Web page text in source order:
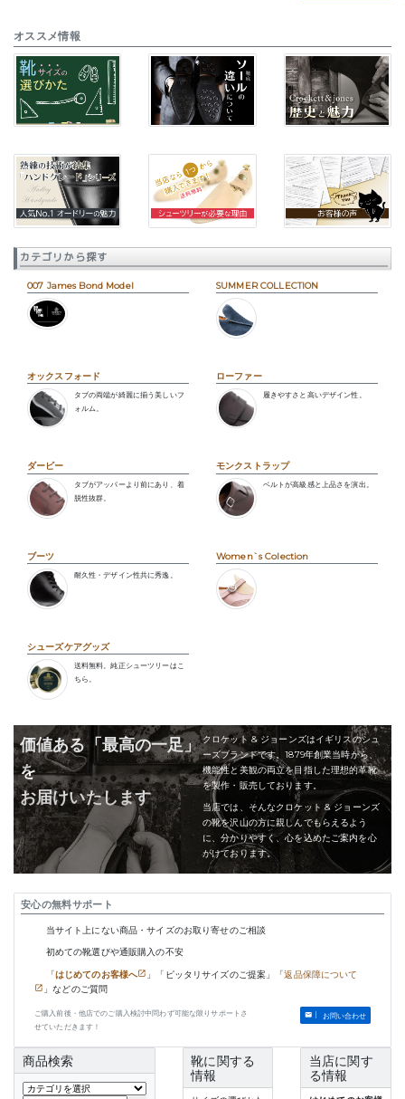
オススメ情報
カテゴリから探す
007 James Bond Model SUMMER COLLECTION
オックスフォード
タブの両端が綺麗に揃う美しいフ
ォルム。
ローファー
履きやすさと高いデザイン性。
ダービー
タブがアッパーより前にあり、着
脱性抜群。
モンクストラップ
ベルトが高級感と上品さを演出。
ブーツ
耐久性・デザイン性共に秀逸。
Women`s Colection
シューズケアグッズ
送料無料。純正シューツリーはこ
ちら。
価値ある「最高の一足」
を
お届けいたします
クロケット & ジョーンズはイギリスのシュ
ーズブランドです。1879年創業当時から、
機能性と美観の両立を目指した理想的革靴
を製作・販売しております。
当店では、そんなクロケット & ジョーンズ
の靴を沢山の方に親しんでもらえるよう
に、分かりやすく、心を込めたご案内を心
がけております。
安心の無料サポート
当サイト上にない商品・サイズのお取り寄せのご相談
初めての靴選びや通販購入の不安
「 はじめてのお客様へ 」「ピッタリサイズのご提案」「返品保障について
」などのご質問
ご購入前後・他店でのご購入検討中問わず可能な限りサポートさ
せていただきます！
お問い合わせ
商品検索
靴に関する
情報
当店に関す
る情報